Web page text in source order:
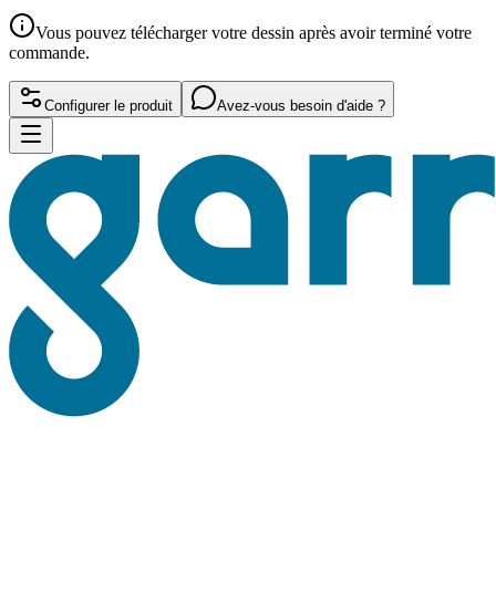
Vous pouvez télécharger votre dessin après avoir terminé votre
commande.
Configurer le produit Avez-vous besoin d'aide ?